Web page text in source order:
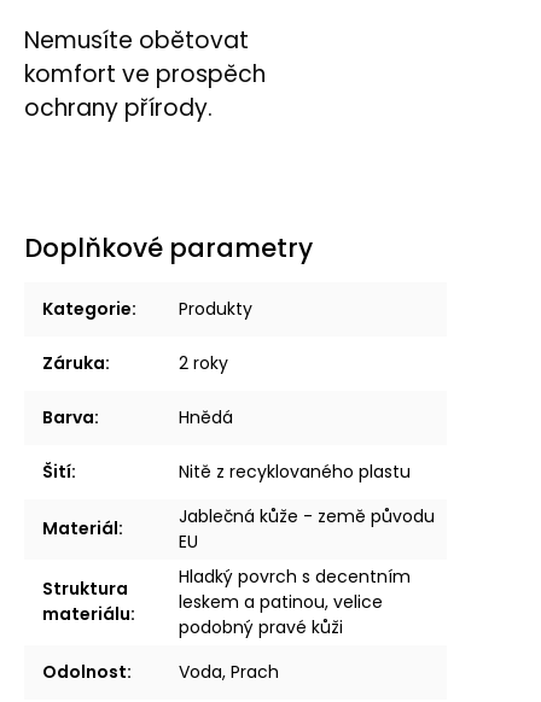
Nemusíte obětovat
komfort ve prospěch
ochrany přírody.
Doplňkové parametry
Kategorie: Produkty
Záruka: 2 roky
Barva: Hnědá
Šití: Nitě z recyklovaného plastu
Materiál:
Jablečná kůže - země původu
EU
Struktura
materiálu:
Hladký povrch s decentním
leskem a patinou, velice
podobný pravé kůži
Odolnost: Voda, Prach